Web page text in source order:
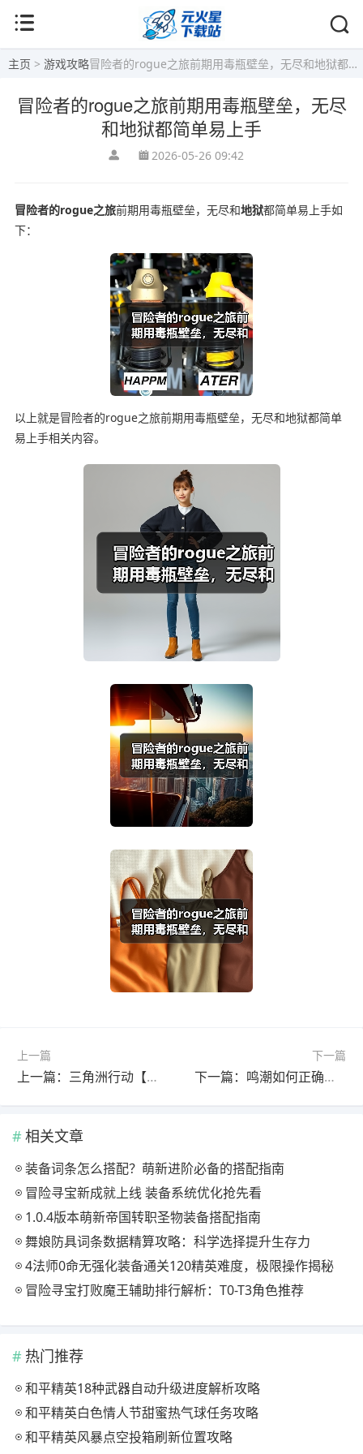
主页 > 游戏攻略冒险者的rogue之旅前期用毒瓶壁垒，无尽和地狱都简单易上手
冒险者的rogue之旅前期用毒瓶壁垒，无尽
和地狱都简单易上手
2026-05-26 09:42
冒险者的rogue之旅前期用毒瓶壁垒，无尽和地狱都简单易上手如
下：
以上就是冒险者的rogue之旅前期用毒瓶壁垒，无尽和地狱都简单
易上手相关内容。
上一篇
上一篇：三角洲行动【阿萨拉】赛季通行证内容展示
下一篇
下一篇：鸣潮如何正确刷鸣钟之龟
相关文章
装备词条怎么搭配？萌新进阶必备的搭配指南
冒险寻宝新成就上线 装备系统优化抢先看
1.0.4版本萌新帝国转职圣物装备搭配指南
舞娘防具词条数据精算攻略：科学选择提升生存力
4法师0命无强化装备通关120精英难度，极限操作揭秘
冒险寻宝打败魔王辅助排行解析：T0-T3角色推荐
热门推荐
和平精英18种武器自动升级进度解析攻略
和平精英白色情人节甜蜜热气球任务攻略
和平精英风暴点空投箱刷新位置攻略